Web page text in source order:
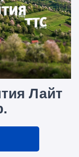
Лайт